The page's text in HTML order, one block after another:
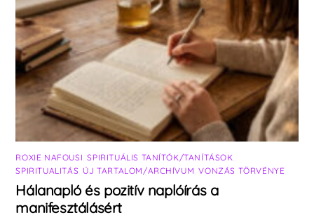
ROXIE NAFOUSI ,SPIRITUÁLIS TANÍTÓK/TANÍTÁSOK
SPIRITUALITÁS ÚJ TARTALOM/ARCHÍVUM ,VONZÁS TÖRVÉNYE
Hálanapló és pozitív naplóírás a
manifesztálásért